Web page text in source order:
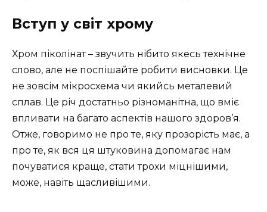
Вступ у світ хрому
Хром піколінат – звучить нібито якесь технічне
слово, але не поспішайте робити висновки. Це
не зовсім мікросхема чи якийсь металевий
сплав. Це річ достатньо різноманітна, що вміє
впливати на багато аспектів нашого здоров’я.
Отже, говоримо не про те, яку прозорість має, а
про те, як вся ця штуковина допомагає нам
почуватися краще, стати трохи міцнішими,
може, навіть щасливішими.